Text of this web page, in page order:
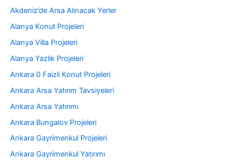
Akdeniz’de Arsa Alınacak Yerler
Alanya Konut Projeleri
Alanya Villa Projeleri
Alanya Yazlık Projeleri
Ankara 0 Faizli Konut Projeleri
Ankara Arsa Yatırım Tavsiyeleri
Ankara Arsa Yatırımı
Ankara Bungalov Projeleri
Ankara Gayrimenkul Projeleri
Ankara Gayrimenkul Yatırımı